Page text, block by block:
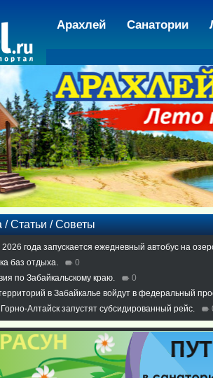
Арахлей Санатории
/ Статьи / Советы
года запускается ежедневный автобус на
баз отдыха.
0
по Забайкальскому краю.
0
в Забайкалье войдут в федеральный
Алтайск запустят субсидированный рейс.